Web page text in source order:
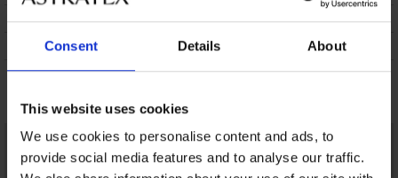
Consent Details About
This website uses cookies
We use cookies to personalise content and ads, to
provide social media features and to analyse our traffic.
СМЯНА
ПОДДРЪЖКА И ПРАНЕ
Може да ви хареса
LIMITED